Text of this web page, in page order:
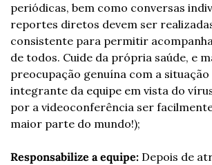
periódicas, bem como conversas
reportes diretos devem ser
consistente para permitir
de todos. Cuide da própria saúde, e
preocupação genuína com a situação
integrante da equipe em vista do
por a videoconferência ser
maior parte do mundo!);
Responsabilize a equipe: Depois de